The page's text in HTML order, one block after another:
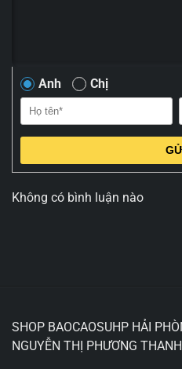
Anh Chị
Không có bình luận nào
SHOP BAOCAOSUHP HẢI
NGUYỄN THỊ PHƯƠNG